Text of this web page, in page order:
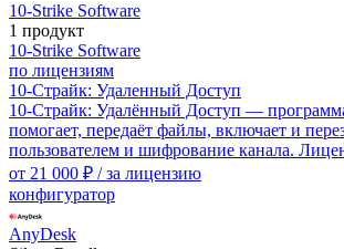
10-Strike Software
1 продукт
10-Strike Software
по лицензиям
10-Страйк: Удаленный Доступ
10-Страйк: Удалённый Доступ — программа
помогает, передаёт файлы, включает и
пользователем и шифрование канала.
от 21 000 ₽ / за лицензию
конфигуратор
AnyDesk